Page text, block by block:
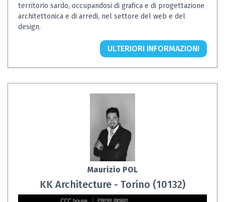
territorio sardo, occupandosi di grafica e di progettazione
architettonica e di arredi, nel settore del web e del
design.
ULTERIORI INFORMAZIONI
Maurizio POL
KK Architecture - Torino (10132)